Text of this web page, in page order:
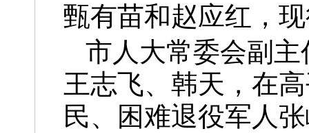
甄有苗和赵应红，
市人大常委会副
王志飞、韩天，在
民、困难退役军人